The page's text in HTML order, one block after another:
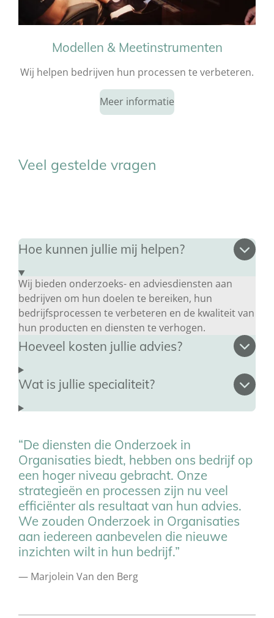
Modellen & Meetinstrumenten
Wij helpen bedrijven hun processen te verbeteren.
Meer informatie
Veel gestelde vragen
Hoe kunnen jullie mij helpen?
Wij bieden onderzoeks- en adviesdiensten aan
bedrijven om hun doelen te bereiken, hun
bedrijfsprocessen te verbeteren en de kwaliteit van
hun producten en diensten te verhogen.
Hoeveel kosten jullie advies?
Wat is jullie specialiteit?
“De diensten die Onderzoek in
Organisaties biedt, hebben ons bedrijf op
een hoger niveau gebracht. Onze
strategieën en processen zijn nu veel
efficiënter als resultaat van hun advies.
We zouden Onderzoek in Organisaties
aan iedereen aanbevelen die nieuwe
inzichten wilt in hun bedrijf.”
— Marjolein Van den Berg